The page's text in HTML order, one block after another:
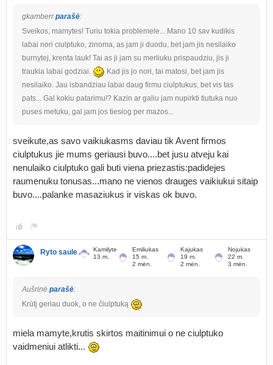
gkamberrparašė:
Sveikos, mamytes! Turiu tokia problemele... Mano 10 sav kudikis
labai nori ciulptuko, zinoma, as jam ji duodu, bet jam jis nesilaiko
burnytej, krenta lauk! Tai as ji jam su merliuku prispaudziu, jis ji
traukia labai godziai.
Kad jis jo nori, tai matosi, bet jam jis
nesilaiko. Jau isbandziau labai daug firmu ciulptukus, bet vis tas
pats... Gal kokiu patarimu!? Kazin ar galiu jam nupirkti tiutuka nuo
puses metuku, gal jam jos tiesiog per mazos...
sveikute,as savo vaikiukasms daviau tik Avent firmos
ciulptukus jie mums geriausi buvo....bet jusu atveju kai
nenulaiko ciulptuko gali buti viena priezastis:padidejes
raumenuku tonusas...mano ne vienos drauges vaikiukui sitaip
buvo....palanke masaziukus ir viskas ok buvo.
Ryto saule
Kamilyte
13 m.
Emiliukas
15 m.
2 mėn.
Kajukas
19 m.
2 mėn.
Nojukas
22 m.
3 mėn.
Aušrinė parašė:
Krūtį geriau duok, o ne čiulptuką
miela mamyte,krutis skirtos maitinimui o ne ciulptuko
vaidmeniui atlikti...